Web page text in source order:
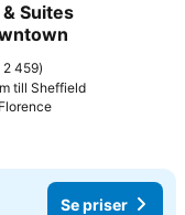
Favoriter
Suites
2 459
till Sheffield
Se priser
Se priser